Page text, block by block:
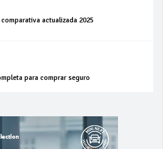
actualizada 2025
para comprar seguro